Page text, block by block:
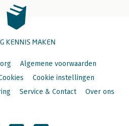
KENNIS MAKEN
Algemene voorwaarden
Cookie instellingen
Service & Contact Over ons